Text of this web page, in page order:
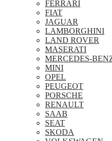
FERRARI
FIAT
JAGUAR
LAMBORGHINI
LAND ROVER
MASERATI
MERCEDES-
MINI
OPEL
PEUGEOT
PORSCHE
RENAULT
SAAB
SEAT
SKODA